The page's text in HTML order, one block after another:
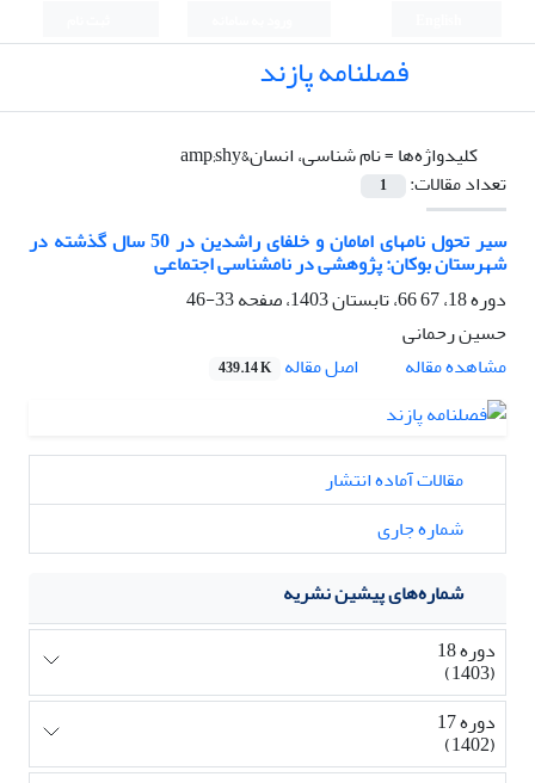
فصلنامه پازند
کلیدواژه‌ها =نام شناسی، انسان&amp;shy
تعداد مقالات:
1
سیر تحول نام­های امامان و خلفای راشدین در 50 سال گذشته در
شهرستان بوکان: پژوهشی در نام­شناسی اجتماعی
دوره 18، 67 66، تابستان 1403، صفحه
33-46
حسین رحمانی
مشاهده مقاله
اصل مقاله 439.14 K
مقالات آماده انتشار
شماره جاری
شماره‌های پیشین نشریه
دوره 18
(1403)
دوره 17
(1402)